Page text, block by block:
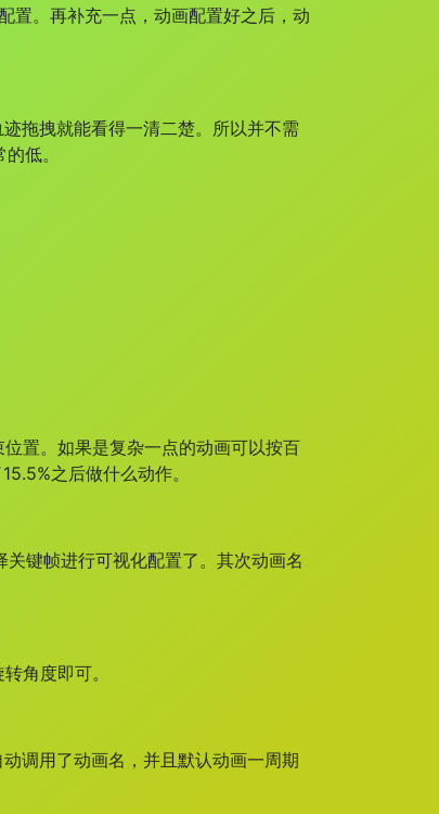
置。再补充一点，动画配置好之后，动
拽就能看得一清二楚。所以并不需
低。
置。如果是复杂一点的动画可以按百
之后做什么动作。
键帧进行可视化配置了。其次动画名
角度即可。
调用了动画名，并且默认动画一周期